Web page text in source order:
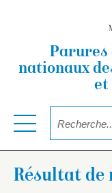
Parures
nationaux
et
Résultat de